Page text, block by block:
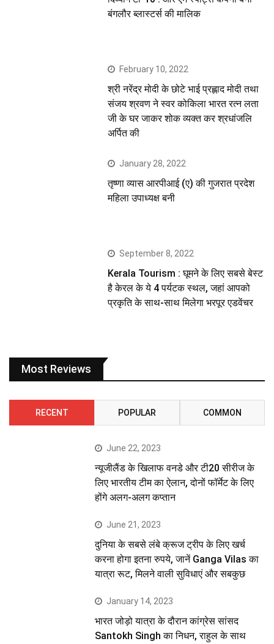
बंगलौर ब्लास्टर्स की मालिक
February 10, 2022
श्री नरेंद्र मोदी के छोटे भाई प्रह्लाद मोदी तथा
संजय श्रवण ने स्वर कोकिला भारत रत्न लता
जी के घर जाकर शोक व्यक्त कर श्रधांजलि
अर्पित की
January 28, 2022
तृष्णा व्यास आरपीआई (ए) की गुजरात प्रदेश
महिला उपाध्यक्ष बनी
September 8, 2022
Kerala Tourism : घूमने के लिए सबसे बेस्ट
है केरल के ये 4 पर्यटक स्थल, जहां आपको
प्रकृति के साथ-साथ मिलेगा भरपूर एडवेंचर
Most Reviews
RECENT POPULAR COMMON
June 22, 2023
न्यूजीलैंड के खिलाफ वनडे और टी20 सीरीज के
लिए भारतीय टीम का ऐलान, दोनों फॉर्मेट के लिए
होंगे अलग-अलग कप्तान
June 21, 2023
दुनिया के सबसे लंबे क्रूज ट्रीप के लिए खर्च
करना होगा इतना रुपये, जानें Ganga Vilas का
यात्रा रूट, मिलने वाली सुविधाएं और सबकुछ
January 14, 2023
भारत जोड़ो यात्रा के दौरान कांग्रेस सांसद
Santokh Singh का निधन, राहुल के साथ